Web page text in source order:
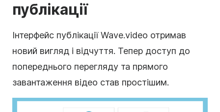
публікації
Інтерфейс публікації Wave.video отримав
новий вигляд і відчуття. Тепер доступ до
попереднього перегляду та прямого
завантаження відео став простішим.